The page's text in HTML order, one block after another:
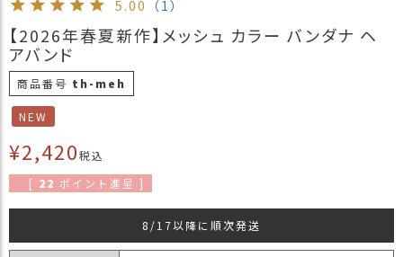
新
作
商
ピ
ン
グ
客
5.00 （1）
【2026年春夏新作】メッシュ カラー バンダナ ヘ
アバンド
商品番号 th-meh
NEW
¥2,420税込
[ 22 ポイント進呈 ]
8/17以降に順次発送